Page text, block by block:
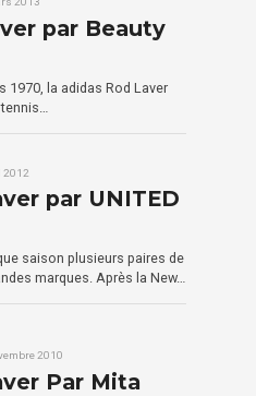
par Beauty
1970, la adidas Rod Laver
2012
par UNITED
saison plusieurs paires de
marques. Après la New…
2010
Par Mita